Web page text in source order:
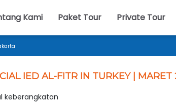
Kami Paket Tour Private Tour
IED AL-FITR IN TURKEY |
keberangkatan